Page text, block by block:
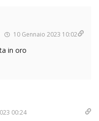
10 Gennaio 2023 10:02
in oro
00:24